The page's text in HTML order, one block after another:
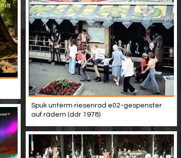
Spuk unterm riesenrad e02-gespenster
auf rädern (ddr 1978)